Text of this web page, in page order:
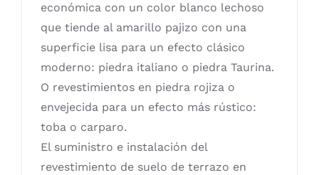
económica con un color blanco lechoso
que tiende al amarillo pajizo con una
superficie lisa para un efecto clásico
moderno: piedra italiano o piedra Taurina.
O revestimientos en piedra rojiza o
envejecida para un efecto más rústico:
toba o carparo.
El suministro e instalación del
revestimiento de suelo de terrazo en